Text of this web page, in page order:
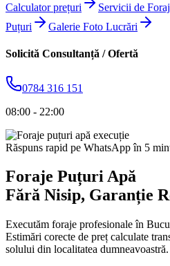
Calculator prețuri
Servicii de Foraj
Puțuri
Galerie Foto Lucrări
Solicită Consultanță / Ofertă
0784 316 151
08:00 - 22:00
Răspuns rapid pe WhatsApp în 5
Foraje Puțuri Apă
Fără Nisip, Garanție
Executăm foraje profesionale în
Estimări corecte de preț calculate
solului din localitatea dumneavoastră.